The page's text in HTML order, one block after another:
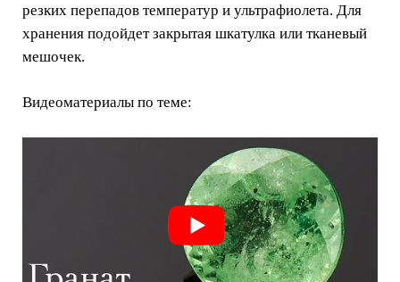
резких перепадов температур и ультрафиолета. Для
хранения подойдет закрытая шкатулка или тканевый
мешочек.
Видеоматериалы по теме: